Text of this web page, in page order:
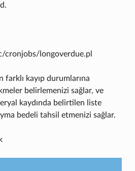
cronjobs/longoverdue.pl
kayıp durumlarına
belirlemenizi sağlar, ve
kaydında belirtilen liste
bedeli tahsil etmenizi sağlar.